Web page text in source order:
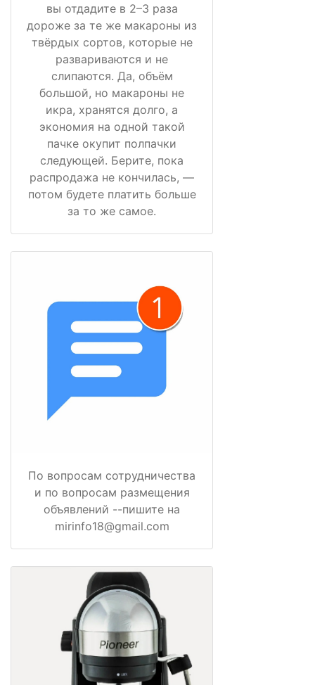
вы отдадите в 2–3 раза
дороже за те же макароны из
твёрдых сортов, которые не
развариваются и не
слипаются. Да, объём
большой, но макароны не
икра, хранятся долго, а
экономия на одной такой
пачке окупит полпачки
следующей. Берите, пока
распродажа не кончилась, —
потом будете платить больше
за то же самое.
По вопросам сотрудничества
и по вопросам размещения
объявлений --пишите на
mirinfo18@gmail.com